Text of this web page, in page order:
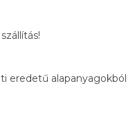
eredetű alapanyagokból